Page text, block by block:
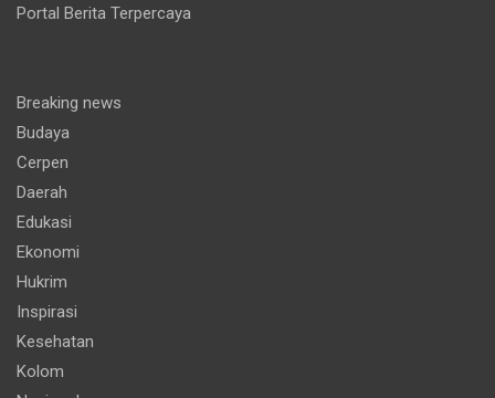
Portal Berita Terpercaya
Breaking news
Budaya
Cerpen
Daerah
Edukasi
Ekonomi
Hukrim
Inspirasi
Kesehatan
Kolom